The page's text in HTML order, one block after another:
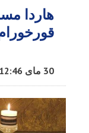
هاردا
30 مای 12:46